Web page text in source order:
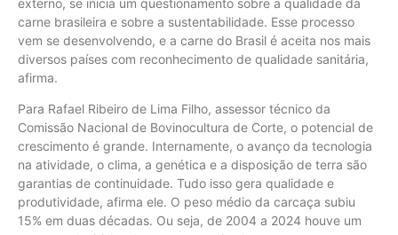
externo, se inicia um questionamento sobre a qualidade da
carne brasileira e sobre a sustentabilidade. Esse processo
vem se desenvolvendo, e a carne do Brasil é aceita nos mais
diversos países com reconhecimento de qualidade sanitária,
afirma.
Para Rafael Ribeiro de Lima Filho, assessor técnico da
Comissão Nacional de Bovinocultura de Corte, o potencial de
crescimento é grande. Internamente, o avanço da tecnologia
na atividade, o clima, a genética e a disposição de terra são
garantias de continuidade. Tudo isso gera qualidade e
produtividade, afirma ele. O peso médio da carcaça subiu
15% em duas décadas. Ou seja, de 2004 a 2024 houve um